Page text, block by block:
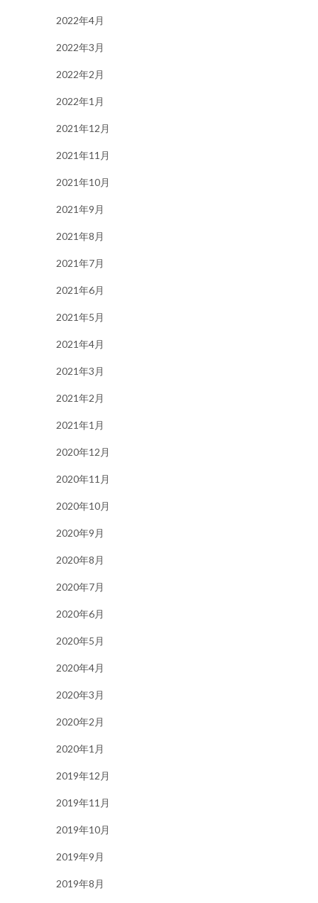
2022年4月
2022年3月
2022年2月
2022年1月
2021年12月
2021年11月
2021年10月
2021年9月
2021年8月
2021年7月
2021年6月
2021年5月
2021年4月
2021年3月
2021年2月
2021年1月
2020年12月
2020年11月
2020年10月
2020年9月
2020年8月
2020年7月
2020年6月
2020年5月
2020年4月
2020年3月
2020年2月
2020年1月
2019年12月
2019年11月
2019年10月
2019年9月
2019年8月